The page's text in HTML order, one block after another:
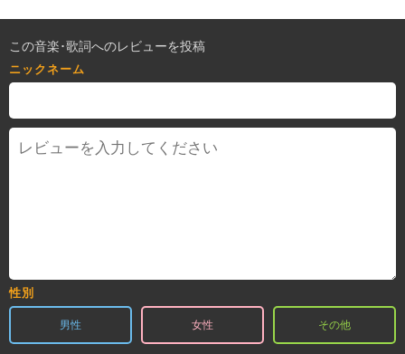
この音楽･歌詞へのレビューを投稿
ニックネーム
性別
男性 女性 その他